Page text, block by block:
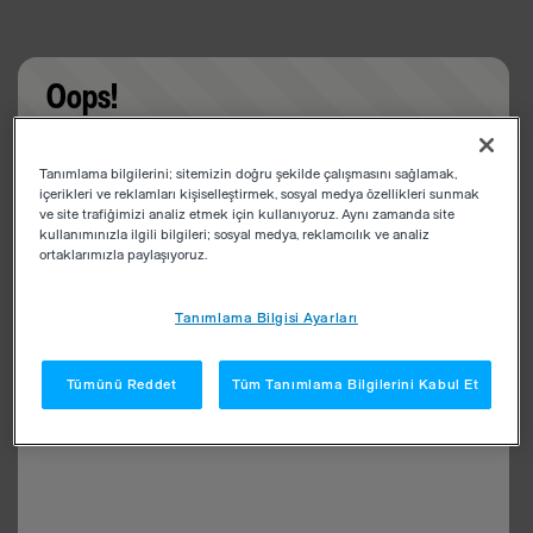
Oops!
app
Tanımlama bilgilerini; sitemizin doğru şekilde çalışmasını sağlamak,
içerikleri ve reklamları kişiselleştirmek, sosyal medya özellikleri sunmak
ve site trafiğimizi analiz etmek için kullanıyoruz. Aynı zamanda site
kullanımınızla ilgili bilgileri; sosyal medya, reklamcılık ve analiz
ortaklarımızla paylaşıyoruz.
Tanımlama Bilgisi Ayarları
Tümünü Reddet Tüm Tanımlama Bilgilerini Kabul Et